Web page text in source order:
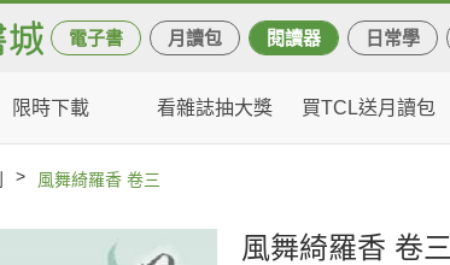
電子書 月讀包 閱讀器 日常學
限時下載 看雜誌抽大獎 買TCL送月讀包
> 風舞綺羅香 卷三
風舞綺羅香 卷三